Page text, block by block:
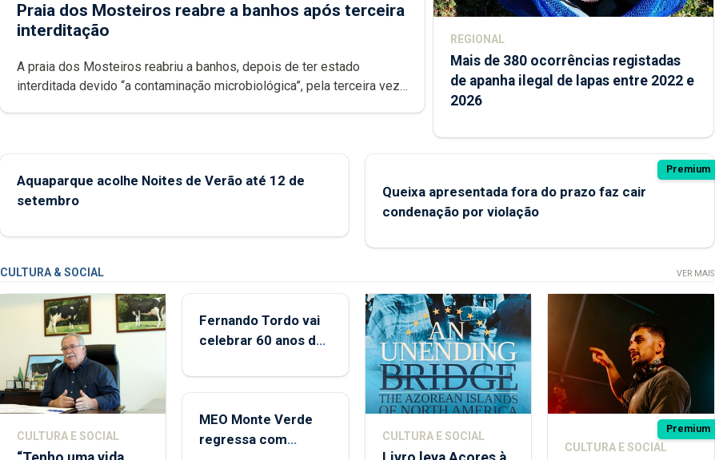
Praia dos Mosteiros reabre a banhos após terceira
interditação
A praia dos Mosteiros reabriu a banhos, depois de ter estado
interditada devido “a contaminação microbiológica”, pela terceira vez
REGIONAL
Mais de 380 ocorrências registadas
de apanha ilegal de lapas entre 2022 e
2026
Aquaparque acolhe Noites de Verão até 12 de
setembro
Premium
Queixa apresentada fora do prazo faz cair
condenação por violação
CULTURA & SOCIAL VER MAIS
CULTURA E SOCIAL
Fernando Tordo vai
celebrar 60 anos de
Micaelense
MEO Monte Verde
regressa com
CULTURA E SOCIAL
Premium
CULTURA E SOCIAL